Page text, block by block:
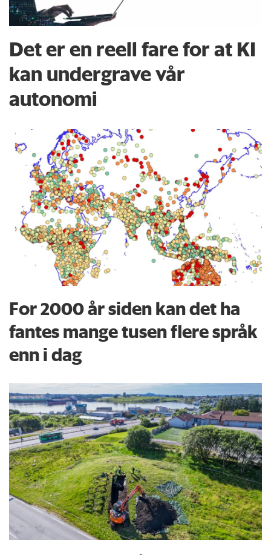
Det er en reell fare for at KI
kan undergrave vår
autonomi
For 2000 år siden kan det ha
fantes mange tusen flere språk
enn i dag